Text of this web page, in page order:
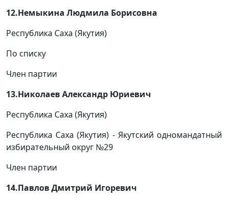
12.Немыкина Людмила Борисовна
Республика Саха (Якутия)
По списку
Член партии
13.Николаев Александр Юриевич
Республика Саха (Якутия)
Республика Саха (Якутия) - Якутский одномандатный
избирательный округ №29
Член партии
14.Павлов Дмитрий Игоревич